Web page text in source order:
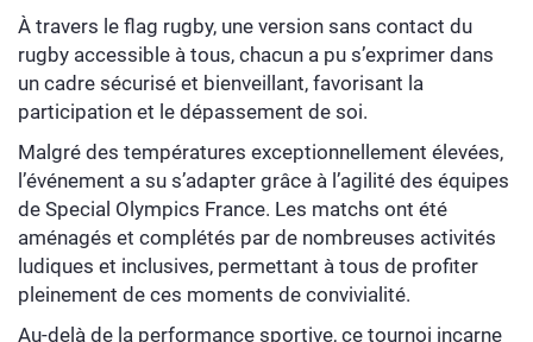
À travers le flag rugby, une version sans contact du
rugby accessible à tous, chacun a pu s’exprimer dans
un cadre sécurisé et bienveillant, favorisant la
participation et le dépassement de soi.
Malgré des températures exceptionnellement élevées,
l’événement a su s’adapter grâce à l’agilité des équipes
de Special Olympics France. Les matchs ont été
aménagés et complétés par de nombreuses activités
ludiques et inclusives, permettant à tous de profiter
pleinement de ces moments de convivialité.
Au-delà de la performance sportive, ce tournoi incarne